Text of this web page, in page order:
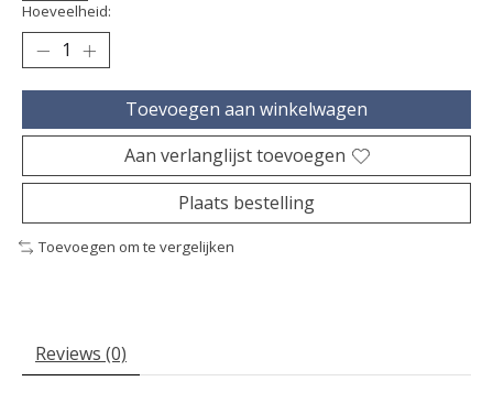
Hoeveelheid:
Toevoegen aan winkelwagen
Aan verlanglijst toevoegen
Plaats bestelling
Toevoegen om te vergelijken
Reviews (0)